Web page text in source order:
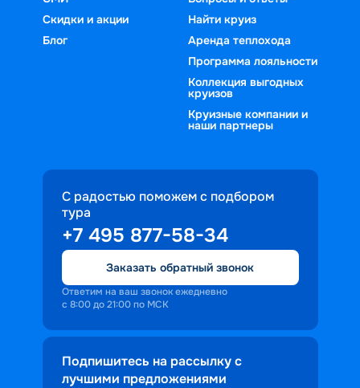
Скидки и акции
Блог
Найти круиз
Аренда теплохода
Программа лояльности
Коллекция выгодных
круизов
Круизные компании и
наши партнеры
С радостью поможем с подбором
тура
+7 495 877-58-34
Заказать обратный звонок
Ответим на ваш звонок ежедневно
с 8:00 до 21:00 по МСК
Подпишитесь на рассылку с
лучшими предложениями